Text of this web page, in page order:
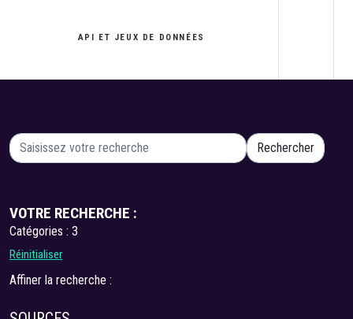
API ET JEUX DE DONNÉES
VOTRE RECHERCHE :
Catégories : 3
Réinitialiser
Affiner la recherche :